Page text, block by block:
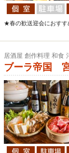
★春の歓送迎会におす
居酒屋 創作料理 和食
ブーラ帝国